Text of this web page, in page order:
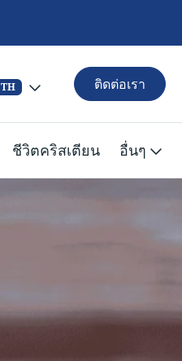
TH ติดต่อเรา
ชีวิตคริสเตียน อื่นๆ